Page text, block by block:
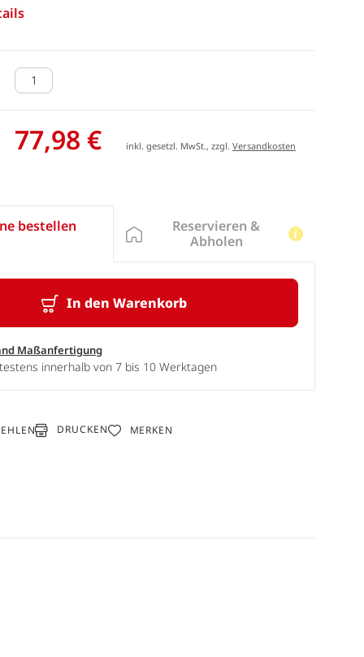
77,98 € inkl. gesetzl. MwSt., zzgl.Versandkosten
bestellen
In den Warenkorb
Maßanfertigung
innerhalb von 7 bis 10 Werktagen
Reservieren &
Abholen
DRUCKEN MERKEN